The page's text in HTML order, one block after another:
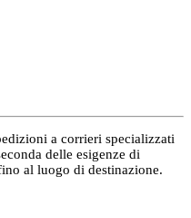
a corrieri specializzati
delle esigenze di
al luogo di destinazione.